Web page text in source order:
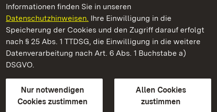
Informationen finden Sie in unseren
Datenschutzhinweisen. Ihre Einwilligung in die
Speicherung der Cookies und den Zugriff darauf erfolgt
nach § 25 Abs. 1 TTDSG, die Einwilligung in die weitere
Datenverarbeitung nach Art. 6 Abs. 1 Buchstabe a)
DSGVO.
Nur notwendigen
Cookies zustimmen
Allen Cookies
zustimmen
Residenzschloss Urach
Staatliche Schlösser und Gärten Baden-Württemberg
Kontakt
GebärdenspracheLeichte Sprache
Erklärung zur Barrierefreiheit
BITV-konform (geprüfte Seiten)